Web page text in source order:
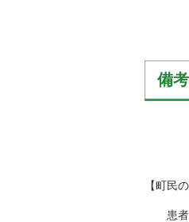
備考
【町民
患者、